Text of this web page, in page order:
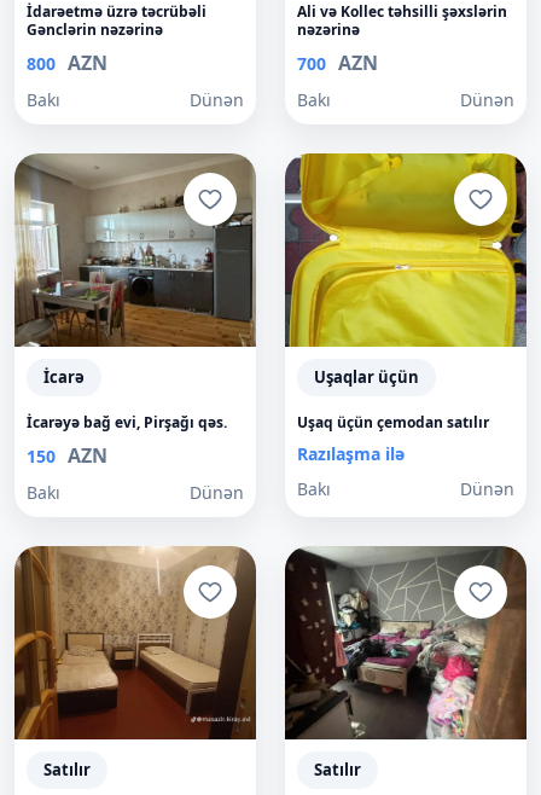
İdarəetmə üzrə təcrübəli
Gənclərin nəzərinə
800 AZN
Bakı Dünən
Ali və Kollec təhsilli şəxslərin
nəzərinə
700 AZN
Bakı Dünən
İcarə
İcarəyə bağ evi, Pirşağı qəs.
150 AZN
Bakı Dünən
Uşaqlar üçün
Uşaq üçün çemodan satılır
Razılaşma ilə
Bakı
Dünən
Satılır Satılır